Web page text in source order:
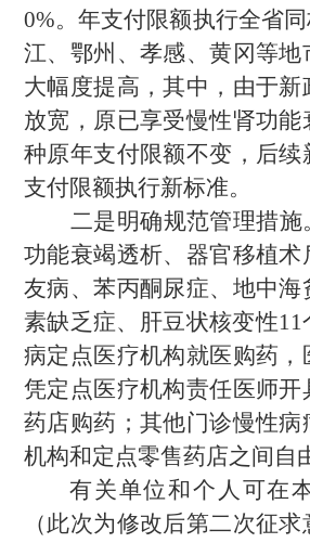
0%。年支付限额执行全省
江、鄂州、孝感、黄冈等地
大幅度提高，其中，由于新
放宽，原已享受慢性肾功能
种原年支付限额不变， 后续
支付限额执行新标准。
二是明确规范管理措
功能衰竭透析、器官移植
友病、苯丙酮尿症、地中
素缺乏症、肝豆状核变性11
病定点医疗机构就医购药
凭定点医疗机构责任医师开
药店购药；其他门诊慢性
机构和定点零售药店之间自
有关单位和个人可在
（此次为修改后第二次征